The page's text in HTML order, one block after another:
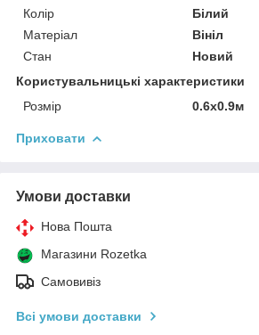
Колір
Білий
Матеріал
Вініл
Стан
Новий
Користувальницькі характеристики
Розмір
0.6x0.9м
Приховати
Умови доставки
Нова Пошта
Магазини Rozetka
Самовивіз
Всі умови доставки